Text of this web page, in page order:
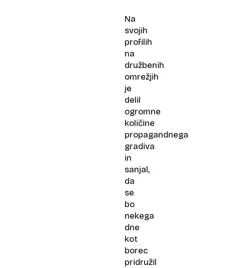
Na
svojih
profilih
na
družbenih
omrežjih
je
delil
ogromne
količine
propagandnega
gradiva
in
sanjal,
da
se
bo
nekega
dne
kot
borec
pridružil